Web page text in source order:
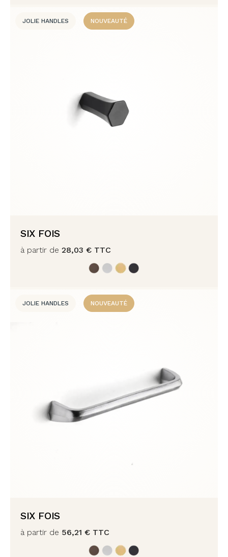
JOLIE HANDLES NOUVEAUTÉ
SIX FOIS
à partir de 28,03 € TTC
JOLIE HANDLES NOUVEAUTÉ
SIX FOIS
à partir de 56,21 € TTC